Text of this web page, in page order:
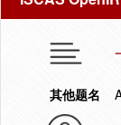
其他题名